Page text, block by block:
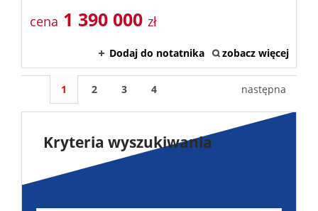
cena 1 390 000 zł
Dodaj do notatnika zobacz więcej
1 2 3 4 następna
Kryteria wyszukiwania